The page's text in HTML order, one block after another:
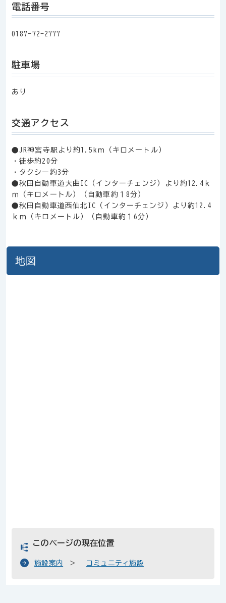
電話番号
0187-72-2777
駐車場
あり
交通アクセス
●JR神宮寺駅より約1.5kｍ（キロメートル）
・徒歩約20分
・タクシー約3分
●秋田自動車道大曲IC（インターチェンジ）より約12.4ｋ
ｍ（キロメートル）（自動車約１8分）
●秋田自動車道西仙北IC（インターチェンジ）より約12.4
ｋｍ（キロメートル）（自動車約１6分）
地図
このページの現在位置
施設案内 コミュニティ施設